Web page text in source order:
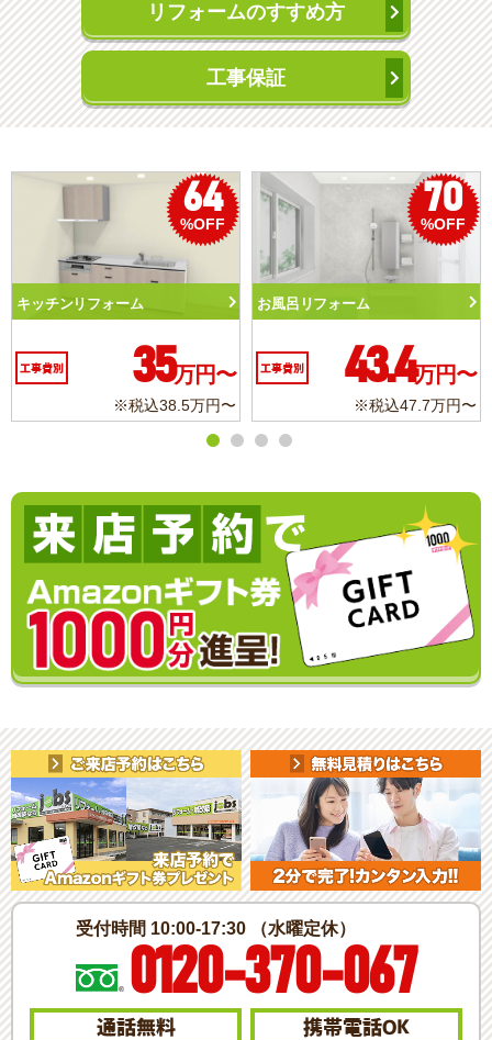
リフォームのすすめ方
工事保証
70
%OFF
ーム
43.4 万円〜
※税込47.7万円〜
50
%OFF
トイレリフォーム
工事費別 10.3 万円〜
※税込11.3万円〜
洗面化粧台
工事費別
受付時間 10:00-17:30 （水曜定休）
0120-370-067
通話無料 携帯電話OK